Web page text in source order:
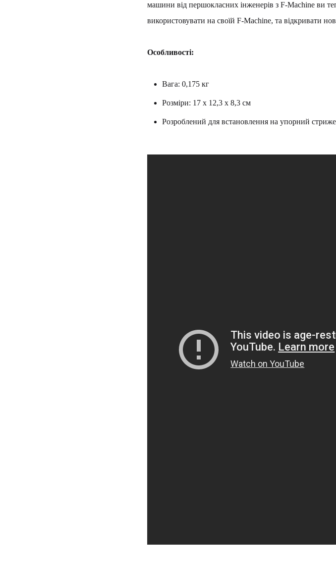
машини від першокласних інженерів з F-Machine ви
використовувати на своїй F-Machine, та відкривати
Особливості:
Вага: 0,175 кг
Розміри: 17 x 12,3 x 8,3 см
Розроблений для встановлення на упорний